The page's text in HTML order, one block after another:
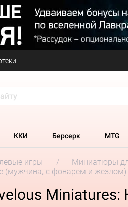
ККИ Берсерк MTG
игры Миниатюры
(мужчина, с фонарём и жезлом)